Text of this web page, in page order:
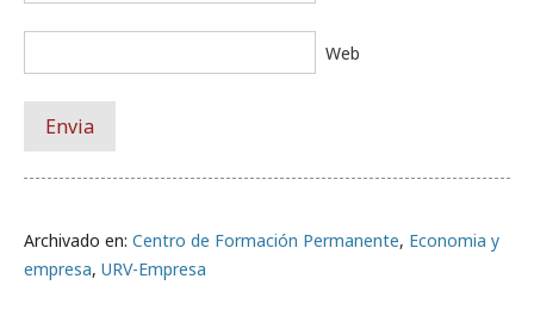
Archivado en: Centro de Formación Permanente, Economia y
empresa, URV-Empresa
Web